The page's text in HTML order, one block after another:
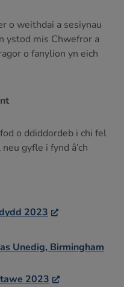
o weithdai a sesiynau
ystod mis Chwefror a
o fanylion yn eich
o ddiddordeb i chi fel
gyfle i fynd â’ch
2023
Unedig, Birmingham
2023